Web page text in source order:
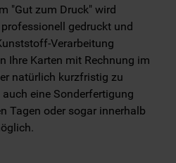
"Gut zum Druck" wird
gedruckt und
Verarbeitung
Ihre Karten mit Rechnung im
natürlich kurzfristig zu
eine Sonderfertigung
Tagen oder sogar innerhalb